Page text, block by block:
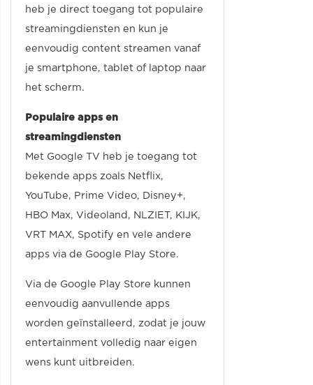
heb je direct toegang tot populaire
streamingdiensten en kun je
eenvoudig content streamen vanaf
je smartphone, tablet of laptop naar
het scherm.
Populaire apps en
streamingdiensten
Met Google TV heb je toegang tot
bekende apps zoals Netflix,
YouTube, Prime Video, Disney+,
HBO Max, Videoland, NLZIET, KIJK,
VRT MAX, Spotify en vele andere
apps via de Google Play Store.
Via de Google Play Store kunnen
eenvoudig aanvullende apps
worden geïnstalleerd, zodat je jouw
entertainment volledig naar eigen
wens kunt uitbreiden.